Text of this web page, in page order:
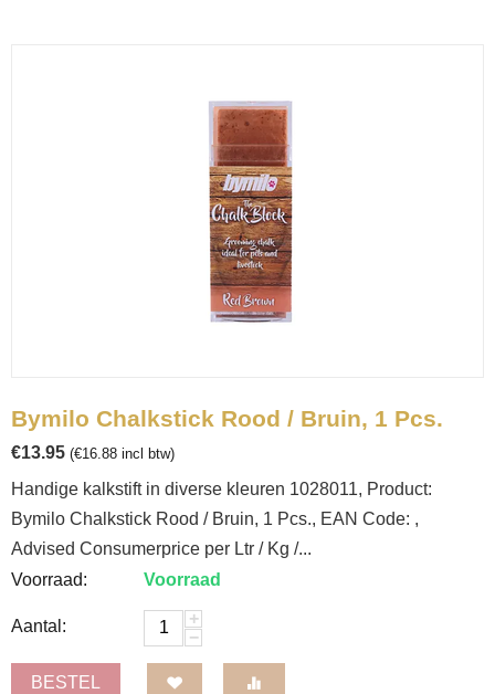
Bymilo Chalkstick Rood / Bruin, 1 Pcs.
€13.95 (€16.88 incl btw)
Handige kalkstift in diverse kleuren 1028011, Product:
Bymilo Chalkstick Rood / Bruin, 1 Pcs., EAN Code: ,
Advised Consumerprice per Ltr / Kg /...
Voorraad:
Voorraad
Aantal:
+
−
BESTEL